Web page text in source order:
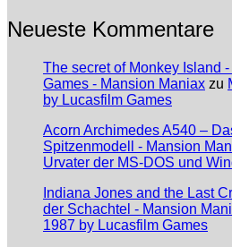
Neueste Kommentare
The secret of Monkey Island
Games - Mansion Maniax zu
by Lucasfilm Games
Acorn Archimedes A540 –
Spitzenmodell - Mansion
Urvater der MS-DOS und
Indiana Jones and the Last
der Schachtel - Mansion
1987 by Lucasfilm Games